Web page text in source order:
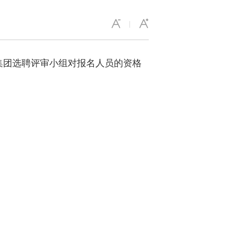
|
选聘评审小组对报名人员的资格